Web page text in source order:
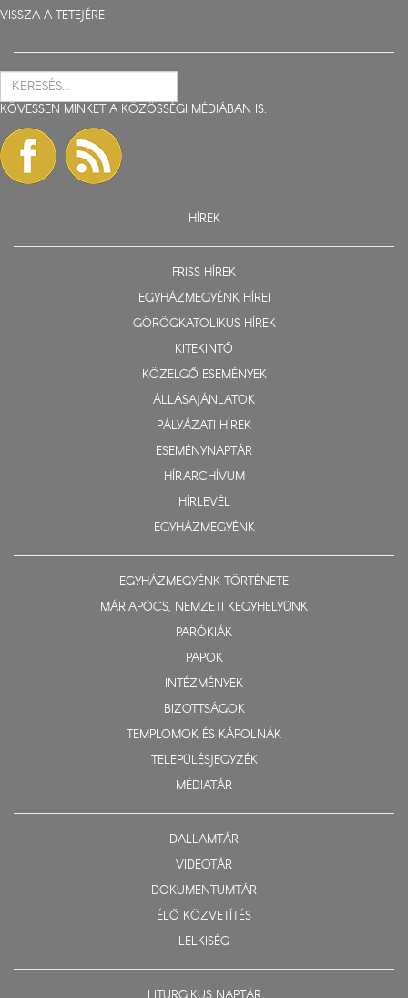
VISSZA A TETEJÉRE
KÖVESSEN MINKET A KÖZÖSSÉGI MÉDIÁBAN IS:
HÍREK
FRISS HÍREK
EGYHÁZMEGYÉNK HÍREI
GÖRÖGKATOLIKUS HÍREK
KITEKINTŐ
KÖZELGŐ ESEMÉNYEK
ÁLLÁSAJÁNLATOK
PÁLYÁZATI HÍREK
ESEMÉNYNAPTÁR
HÍRARCHÍVUM
HÍRLEVÉL
EGYHÁZMEGYÉNK
EGYHÁZMEGYÉNK TÖRTÉNETE
MÁRIAPÓCS, NEMZETI KEGYHELYÜNK
PARÓKIÁK
PAPOK
INTÉZMÉNYEK
BIZOTTSÁGOK
TEMPLOMOK ÉS KÁPOLNÁK
TELEPÜLÉSJEGYZÉK
MÉDIATÁR
DALLAMTÁR
VIDEOTÁR
DOKUMENTUMTÁR
ÉLŐ KÖZVETÍTÉS
LELKISÉG